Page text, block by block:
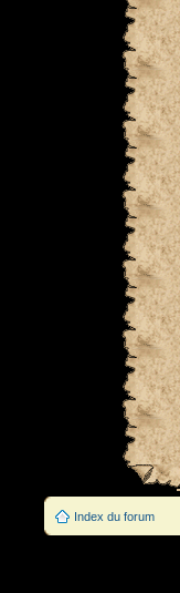
Index du forum